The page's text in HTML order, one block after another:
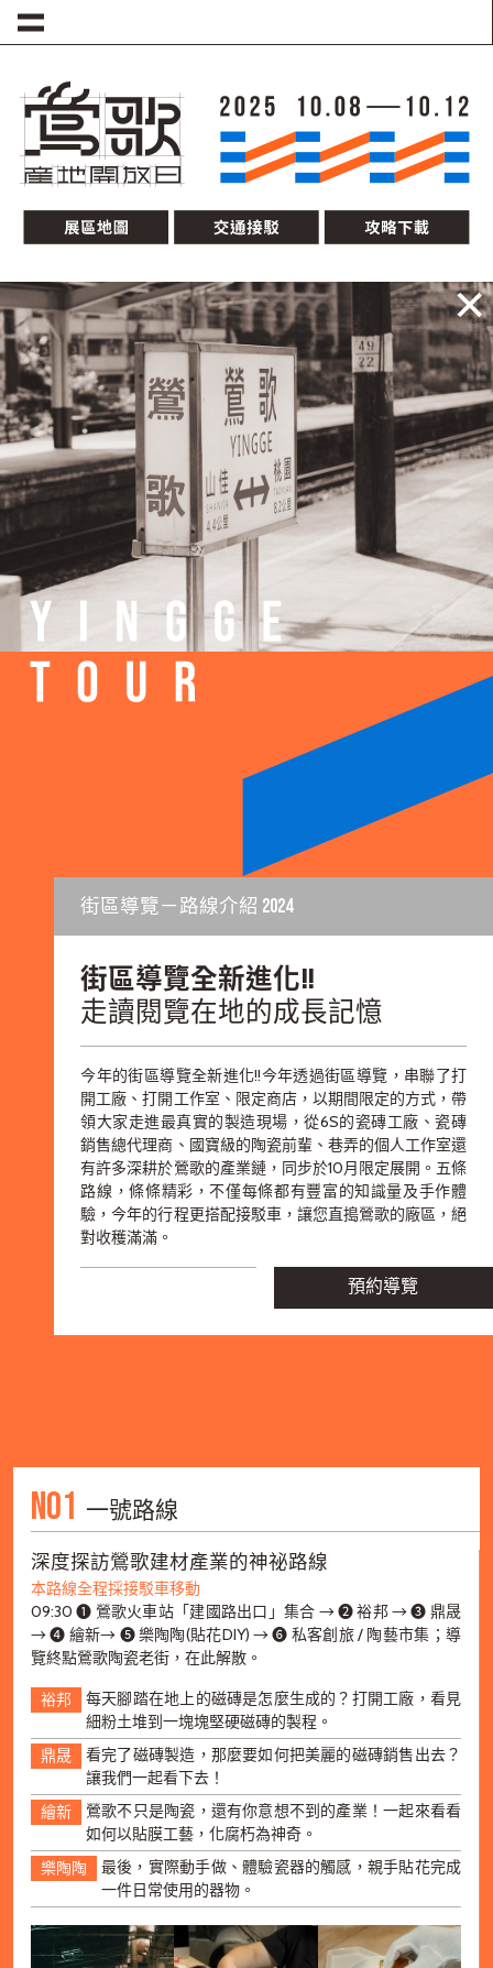
移至主內容
街區導覽－路線介紹 2024
街區導覽全新進化!!
走讀閱覽在地的成長記憶
今年的街區導覽全新進化!!今年透過街區導覽，串聯了打
開工廠、打開工作室、限定商店，以期間限定的方式，帶
領大家走進最真實的製造現場，從6S的瓷磚工廠、瓷磚
銷售總代理商、國寶級的陶瓷前輩、巷弄的個人工作室還
有許多深耕於鶯歌的產業鏈，同步於10月限定展開。五條
路線，條條精彩，不僅每條都有豐富的知識量及手作體
驗，今年的行程更搭配接駁車，讓您直搗鶯歌的廠區，絕
對收穫滿滿。
預約導覽
N01 一號路線
深度探訪鶯歌建材產業的神祕路線
本路線全程採接駁車移動
09:30 ➊ 鶯歌火車站「建國路出口」集合 → ➋ 裕邦 → ➌ 鼎晟
→ ➍ 繪新→ ➎ 樂陶陶(貼花DIY) → ➏ 私客創旅 / 陶藝市集；導
覽終點鶯歌陶瓷老街，在此解散。
裕邦
每天腳踏在地上的磁磚是怎麼生成的？打開工廠，看見
細粉土堆到一塊塊堅硬磁磚的製程。
鼎晟
看完了磁磚製造，那麼要如何把美麗的磁磚銷售出去？
讓我們一起看下去！
繪新
鶯歌不只是陶瓷，還有你意想不到的產業！一起來看看
如何以貼膜工藝，化腐朽為神奇。
樂陶陶
最後，實際動手做、體驗瓷器的觸感，親手貼花完成
一件日常使用的器物。